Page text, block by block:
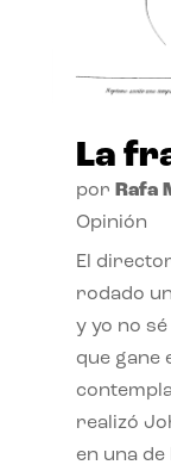
La
por Rafa
Opinión
El
rodado
y yo no
que gane
realizó
en una